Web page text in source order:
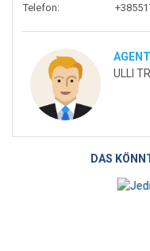
Telefon:
ULLI
DAS